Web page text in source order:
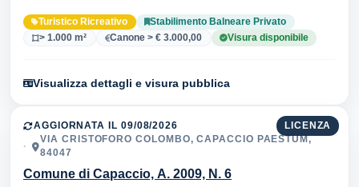
Turistico Ricreativo
Stabilimento Balneare Privato
> 1.000 m²
Canone > € 3.000,00 Visura disponibile
Visualizza dettagli e visura pubblica
LICENZA
AGGIORNATA IL 09/08/2026
VIA CRISTOFORO COLOMBO, CAPACCIO PAESTUM,
84047
Comune di Capaccio, A. 2009, N. 6